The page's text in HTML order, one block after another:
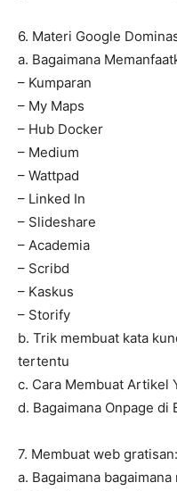
6. Materi Google
a. Bagaimana
– Kumparan
– My Maps
– Hub Docker
– Medium
– Wattpad
– Linked In
– Slideshare
– Academia
– Scribd
– Kaskus
– Storify
b. Trik membuat kata
tertentu
c. Cara Membuat Artikel
d. Bagaimana Onpage di
7. Membuat web gratisan:
a. Bagaimana